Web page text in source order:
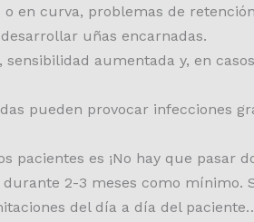
en curva, problemas de
uñas encarnadas.
aumentada y, en
pueden provocar infecciones
es ¡No hay que pasar
2-3 meses como mínimo.
del día a día del